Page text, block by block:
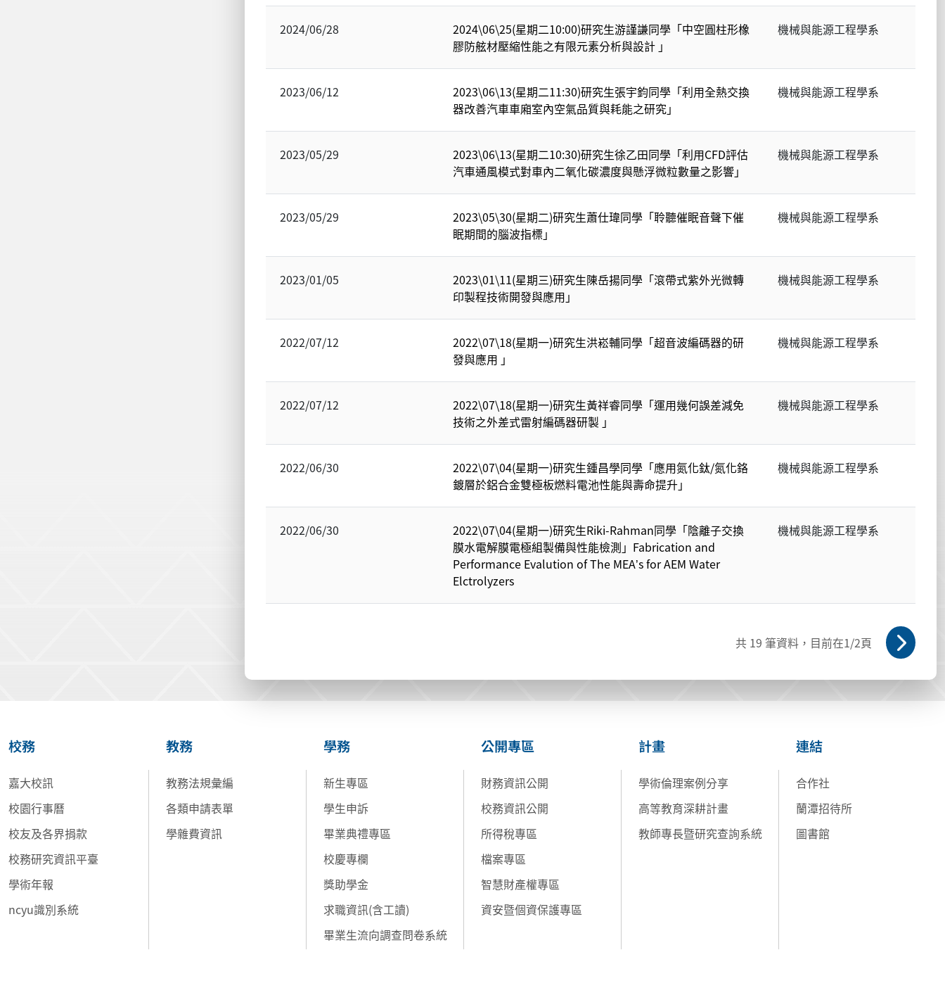
2024/06/28
2024\06\25(星期二10:00)研究生游謹謙同學「中空圓柱形橡
膠防舷材壓縮性能之有限元素分析與設計 」
機械與能源工程學系
2023/06/12
2023\06\13(星期二11:30)研究生張宇鈞同學「利用全熱交換
器改善汽車車廂室內空氣品質與耗能之研究」
機械與能源工程學系
2023/05/29
2023\06\13(星期二10:30)研究生徐乙田同學「利用CFD評估
汽車通風模式對車內二氧化碳濃度與懸浮微粒數量之影響」
機械與能源工程學系
2023/05/29
2023\05\30(星期二)研究生蕭仕瑋同學「聆聽催眠音聲下催
眠期間的腦波指標」
機械與能源工程學系
2023/01/05
2023\01\11(星期三)研究生陳岳揚同學「滾帶式紫外光微轉
印製程技術開發與應用」
機械與能源工程學系
2022/07/12
2022\07\18(星期一)研究生洪崧輔同學「超音波編碼器的研
發與應用 」
機械與能源工程學系
2022/07/12
2022\07\18(星期一)研究生黃祥睿同學「運用幾何誤差減免
技術之外差式雷射編碼器研製 」
機械與能源工程學系
2022/06/30
2022\07\04(星期一)研究生鍾昌學同學「應用氮化鈦/氮化鉻
鍍層於鋁合金雙極板燃料電池性能與壽命提升」
機械與能源工程學系
2022/06/30
2022\07\04(星期一)研究生Riki-Rahman同學「陰離子交換
膜水電解膜電極組製備與性能檢測」Fabrication and
Performance Evalution of The MEA’s for AEM Water
Elctrolyzers
機械與能源工程學系
共 19 筆資料，目前在1/2頁
校務
嘉大校訊
校園行事曆
校友及各界捐款
校務研究資訊平臺
學術年報
ncyu識別系統
教務
教務法規彙編
各類申請表單
學雜費資訊
學務
新生專區
學生申訴
畢業典禮專區
校慶專欄
獎助學金
求職資訊(含工讀)
畢業生流向調查問卷系統
公開專區
財務資訊公開
校務資訊公開
所得稅專區
檔案專區
智慧財產權專區
資安暨個資保護專區
計畫
學術倫理案例分享
高等教育深耕計畫
教師專長暨研究查詢系統
連結
合作社
蘭潭招待所
圖書館